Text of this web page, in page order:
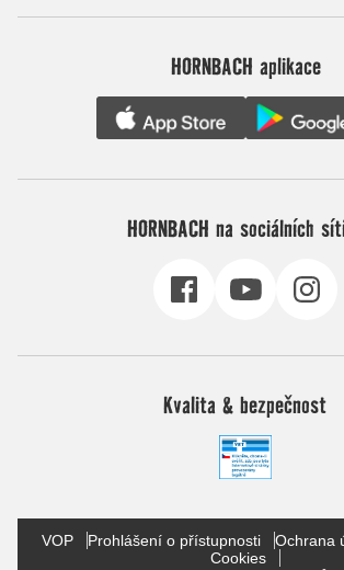
HORNBACH aplikace
HORNBACH na sociálních
Kvalita & bezpečnost
VOP Prohlášení o přístupnosti
Ochrana
Cookies